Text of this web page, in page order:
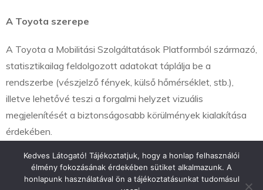
A Toyota szerepe
A Toyota a Mobilitási Szolgáltatások Platformból származó,
statisztikailag feldolgozott adatokat táplálja be a
rendszerbe (vészjelző fények, külső hőmérséklet, stb.),
illetve lehetővé teszi a forgalmi helyzet vizuális
megjelenítését a biztonságosabb körülmények kialakítása
érdekében.
Kedves Látogató! Tájékoztatjuk, hogy a honlap felhasználói
élmény fokozásának érdekében sütiket alkalmazunk. A
honlapunk használatával ön a tájékoztatásunkat tudomásul